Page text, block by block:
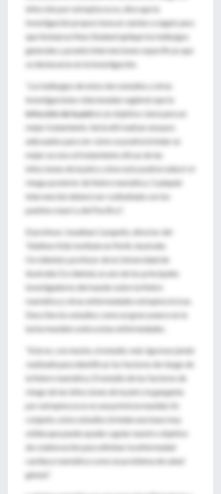
infección por estreptococos, dice que la
investigación proporciona un camino a seguir para
que Aotearoa New Zealand aplique los hallazgos
generales y pruebe intervenciones específicas que
se destacaron en la investigación.
“Los hallazgos de estos dos estudios y otras
investigaciones relacionadas sugieren que la
infección de la pieles un objetivo clave para un
mejor tratamiento. Sería útil realizar ensayos
adecuados para ver cómo se podría brindar un
mejor acceso al tratamiento eficaz de las
infecciones de la piel y cómo esto podría reducir el
riesgo posterior de fiebre reumática. Cualquier
intervención deberá ser codiseñada con los
pueblos maorí y del Pacífico”.
El profesor Jonathan Carapetis, director del
Telethon Kids Institute en Perth, Australia
Occidental y profesor de la Universidad de
Australia Occidental, es uno de los principales
investigadores del mundo sobre la fiebre
reumática y otras enfermedades estreptocócicas.
Describe los estudios como un gran avance en la
lucha mundial contra estas enfermedades.
“Este es, con mucho, el estudio
más riguroso jamás
realizadopara identificar los factores de riesgo de
la fiebre reumática. El estudio de los factores de
riesgo de las infecciones de la piel y la garganta
por estreptococos es una primicia mundial. En
conjunto, estos estudios brindan una base muy
sólida que puede ayudar a guiar nuestro objetivo
de colaboración para eliminar la enfermedad
cardíaca reumática como un problema de salud
global”.